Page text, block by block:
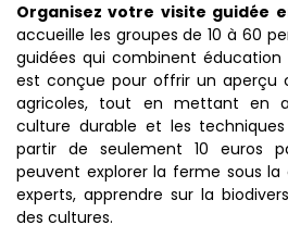
Organisez votre visite guidée
accueille les groupes de 10 à 60
guidées qui combinent éducation
est conçue pour offrir un aperçu
agricoles, tout en mettant en
culture durable et les
partir de seulement 10 euros
peuvent explorer la ferme sous
experts, apprendre sur la
des cultures.